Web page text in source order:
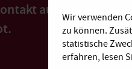
auf und wir
Wir verwenden
zu können.
statistische
erfahren, lesen